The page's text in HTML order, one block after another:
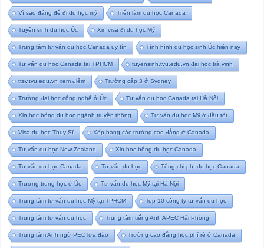
Vì sao đáng để đi du học mỹ Triển lãm du học Canada
Tuyển sinh du học Úc Xin visa đi du học Mỹ
Trung tâm tư vấn du học Canada uy tín Tình hình du học sinh Úc hiện nay
Tư vấn du học Canada tại TPHCM tuyensinh.tvu.edu.vn đại học trà vinh
ttsv.tvu.edu.vn xem điểm Trường cấp 3 ở Sydney
Trường đại học công nghệ ở Úc Tư vấn du học Canada tại Hà Nội
Xin học bổng du học ngành truyền thông Tư vấn du học Mỹ ở đầu tốt
Visa du học Thụy Sĩ Xếp hạng các trường cao đẳng ở Canada
Tư vấn du học New Zealand Xin học bổng du học Canada
Tư vấn du học Canada Tư vấn du học Tổng chi phí du học Canada
Trường trung học ở Úc Tư vấn du học Mỹ tại Hà Nội
Trung tâm tư vấn du học Mỹ tại TPHCM Top 10 công ty tư vấn du học
Trung tâm tư vấn du học Trung tâm tiếng Anh APEC Hải Phòng
Trung tâm Anh ngữ PEC lựa đào Trường cao đẳng học phí rẻ ở Canada